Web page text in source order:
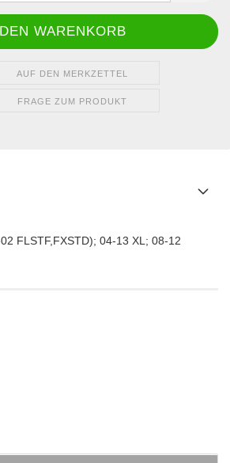
AUF DEN MERKZETTEL
FRAGE ZUM PRODUKT
FLSTF,FXSTD); 04-13 XL; 08-12